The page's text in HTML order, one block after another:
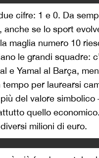
cifre: 1 e 0. Da
anche se lo sport
maglia numero 10
le grandi squadre:
e Yamal al Barça,
per laurearsi
del valore simbolico
quello
milioni di euro.